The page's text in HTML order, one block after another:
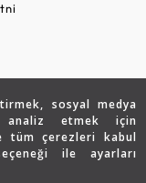
sosyal medya
analiz etmek için
tüm çerezleri kabul
ile ayarları